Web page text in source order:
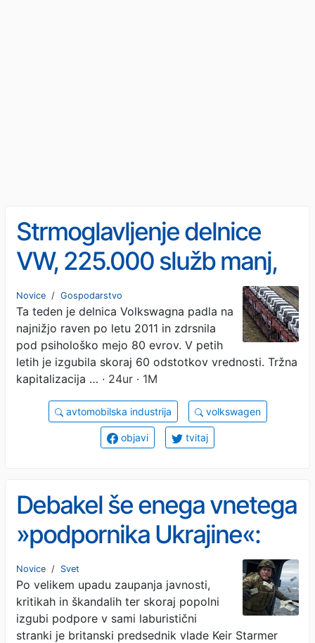
Strmoglavljenje delnice
VW, 225.000 služb manj,
zrušeni stebri. Rešitev?
Novice / Gospodarstvo
Ta teden je delnica Volkswagna padla na
najnižjo raven po letu 2011 in zdrsnila
pod psihološko mejo 80 evrov. V petih
letih je izgubila skoraj 60 odstotkov vrednosti. Tržna
kapitalizacija … · 24ur · 1M
avtomobilska industrija volkswagen
objavi tvitaj
Debakel še enega vnetega
»podpornika Ukrajine«:
Odstop Keirja Starmerja je
le iluzija demokracije
Novice / Svet
Po velikem upadu zaupanja javnosti,
kritikah in škandalih ter skoraj popolni
izgubi podpore v sami laburistični
stranki je britanski predsednik vlade Keir Starmer